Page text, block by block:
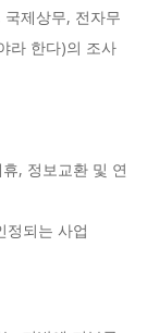
제상무, 전자무
라 한다)의 조사
, 정보교환 및 연
정되는 사업